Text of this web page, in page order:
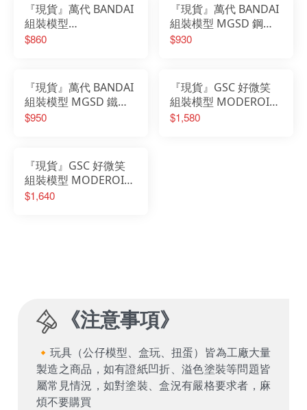
『現貨』萬代 BANDAI
組裝模型
ULTIMAGEAR SERIES
$860
『現貨』萬代 BANDAI
組裝模型 MGSD 鋼彈
seed 自由鋼彈
$930
『現貨』萬代 BANDAI
組裝模型 MGSD 鐵血
的孤兒 獵魔鋼彈 鋼彈
$950
『現貨』GSC 好微笑
組裝模型 MODEROID
無敵鐵金剛凱薩 GO-
$1,580
『現貨』GSC 好微笑
組裝模型 MODEROID
真蓋特飛龍
$1,640
《注意事項》
🔸玩具（公仔模型、盒玩、扭蛋）皆為工廠大量
製造之商品，如有證紙凹折、溢色塗裝等問題皆
屬常見情況，如對塗裝、盒況有嚴格要求者，麻
煩不要購買